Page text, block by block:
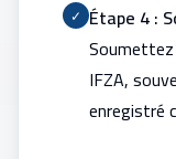
✓ Étape 4 :
IFZA,
enregistré